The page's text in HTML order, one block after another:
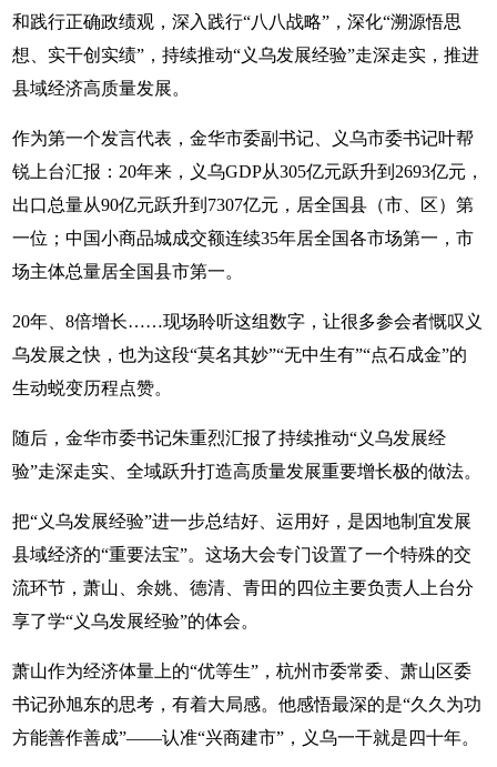
和践行正确政绩观，深入践行“八八战略”，深化“溯源悟思
想、实干创实绩”，持续推动“义乌发展经验”走深走实，推进
县域经济高质量发展。
作为第一个发言代表，金华市委副书记、义乌市委书记叶帮
锐上台汇报：20年来，义乌GDP从305亿元跃升到2693亿元，
出口总量从90亿元跃升到7307亿元，居全国县（市、区）第
一位；中国小商品城成交额连续35年居全国各市场第一，市
场主体总量居全国县市第一。
20年、8倍增长……现场聆听这组数字，让很多参会者慨叹义
乌发展之快，也为这段“莫名其妙”“无中生有”“点石成金”的
生动蜕变历程点赞。
随后，金华市委书记朱重烈汇报了持续推动“义乌发展经
验”走深走实、全域跃升打造高质量发展重要增长极的做法。
把“义乌发展经验”进一步总结好、运用好，是因地制宜发展
县域经济的“重要法宝”。这场大会专门设置了一个特殊的交
流环节，萧山、余姚、德清、青田的四位主要负责人上台分
享了学“义乌发展经验”的体会。
萧山作为经济体量上的“优等生”，杭州市委常委、萧山区委
书记孙旭东的思考，有着大局感。他感悟最深的是“久久为功
方能善作善成”——认准“兴商建市”，义乌一干就是四十年。